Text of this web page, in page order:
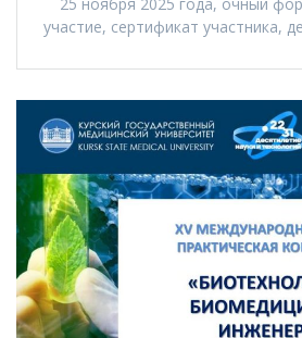
участие, сертификат участника,